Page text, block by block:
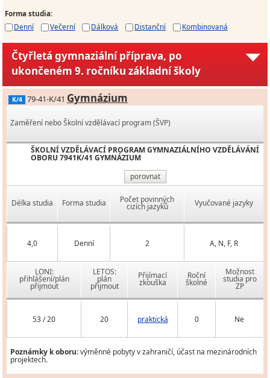
Forma studia:
Denní
Večerní Dálková Distanční Kombinovaná
Čtyřletá gymnaziální příprava, po
ukončeném 9. ročníku základní školy
K/4 79-41-K/41 Gymnázium
Zaměření nebo Školní vzdělávací program (ŠVP)
ŠKOLNÍ VZDĚLÁVACÍ PROGRAM GYMNAZIÁLNÍHO VZDĚLÁVÁNÍ
OBORU 7941K/41 GYMNÁZIUM
porovnat
Délka studia Forma studia Počet povinných
cizích jazyků Vyučované jazyky
4,0 Denní 2 A, N, F, R
LONI:
přihlášení/plán
přijmout
LETOS:
plán
přijmout
Přijímací
zkouška
Roční
školné
Možnost
studia pro
ZP
53 / 20 20 praktická 0 Ne
Poznámky k oboru:výměnné pobyty v zahraničí, účast na mezinárodních
projektech.